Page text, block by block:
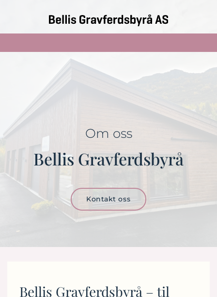
Om oss
Bellis Gravferdsbyrå
Kontakt oss
Bellis Gravferdsbyrå – til